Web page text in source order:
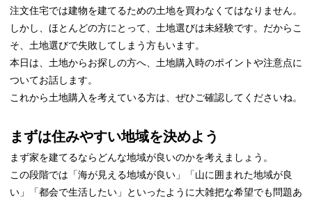
注文住宅では建物を建てるための土地を買わなくてはなりません。
しかし、ほとんどの方にとって、土地選びは未経験です。だからこ
そ、土地選びで失敗してしまう方もいます。
本日は、土地からお探しの方へ、土地購入時のポイントや注意点に
ついてお話します。
これから土地購入を考えている方は、ぜひご確認してくださいね。
まずは住みやすい地域を決めよう
まず家を建てるならどんな地域が良いのかを考えましょう。
この段階では「海が見える地域が良い」「山に囲まれた地域が良
い」「都会で生活したい」といったように大雑把な希望でも問題あ